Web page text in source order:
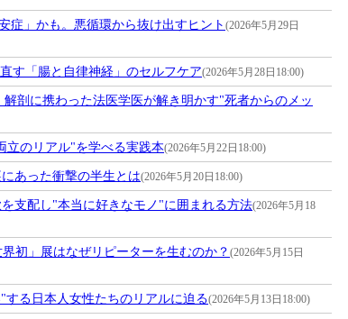
症」かも。悪循環から抜け出すヒント (2026年5月29日
す「腸と自律神経」のセルフケア(2026年5月28日18:00)
剖に携わった法医学医が解き明かす"死者からのメッ
のリアル"を学べる実践本(2026年5月22日18:00)
あった衝撃の半生とは(2026年5月20日18:00)
支配し"本当に好きなモノ"に囲まれる方法(2026年5月18
初」展はなぜリピーターを生むのか？ (2026年5月15日
る日本人女性たちのリアルに迫る(2026年5月13日18:00)